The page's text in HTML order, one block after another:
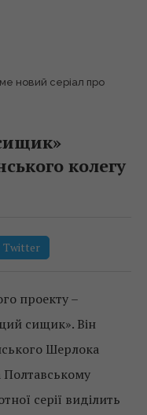
новий серіал про
колегу
Twitter
проекту –
сищик». Він
Шерлока
Полтавському
серії виділить